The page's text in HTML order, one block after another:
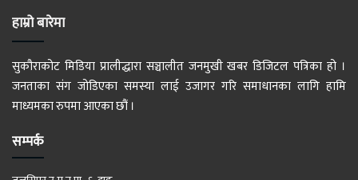
हाम्रो बारेमा
सुकौराकोट मिडिया प्रालीद्धारा सञ्चालीत जनमुखी खबर डिजिटल पत्रिका हो ।
जनताका संग जोडिएका समस्या लाई उजागर गरि समाधानका लागि हामि
माध्यमका रुपमा आएका छौं ।
सम्पर्क